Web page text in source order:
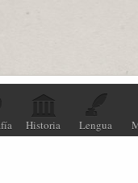
Historia Lengua